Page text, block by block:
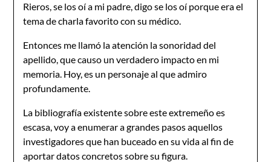
Rieros, se los oí a mi padre, digo se los oí porque era el
tema de charla favorito con su médico.
Entonces me llamó la atención la sonoridad del
apellido, que causo un verdadero impacto en mi
memoria. Hoy, es un personaje al que admiro
profundamente.
La bibliografía existente sobre este extremeño es
escasa, voy a enumerar a grandes pasos aquellos
investigadores que han buceado en su vida al fin de
aportar datos concretos sobre su figura.